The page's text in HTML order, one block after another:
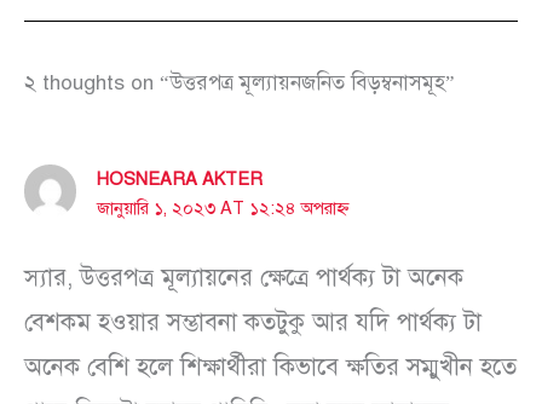
২ thoughts on “উত্তরপত্র মূল্যায়নজনিত বিড়ম্বনাসমূহ”
HOSNEARA AKTER
জানুয়ারি ১, ২০২৩ AT ১২:২৪ অপরাহ্ন
স্যার, উত্তরপত্র মূল্যায়নের ক্ষেত্রে পার্থক্য টা অনেক
বেশকম হওয়ার সম্ভাবনা কতটুকু আর যদি পার্থক্য টা
অনেক বেশি হলে শিক্ষার্থীরা কিভাবে ক্ষতির সম্মুখীন হতে